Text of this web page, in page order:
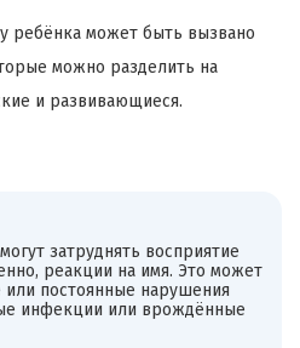
ребёнка может быть вызвано
можно разделить на
и развивающиеся.
затруднять восприятие
реакции на имя. Это может
постоянные нарушения
инфекции или врождённые